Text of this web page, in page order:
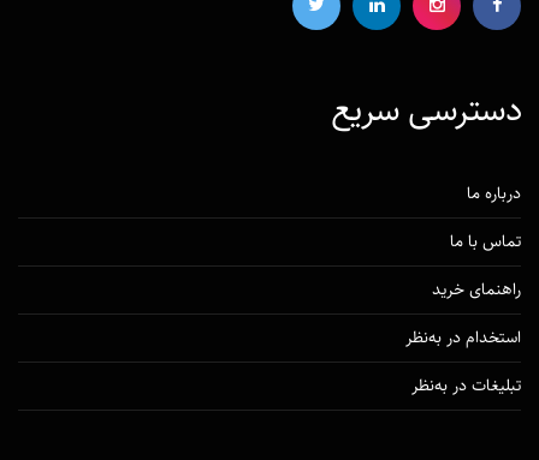
دسترسی‌ سریع
درباره ما
تماس با ما
راهنمای خرید
استخدام در به‌نظر
تبلیغات در به‌نظر